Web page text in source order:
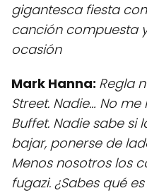
gigantesca fiesta
canción compuesta
ocasión
Mark Hanna: Regla
Street. Nadie… No
Buffet. Nadie sabe si
bajar, ponerse de
Menos nosotros los
fugazi. ¿Sabes qué